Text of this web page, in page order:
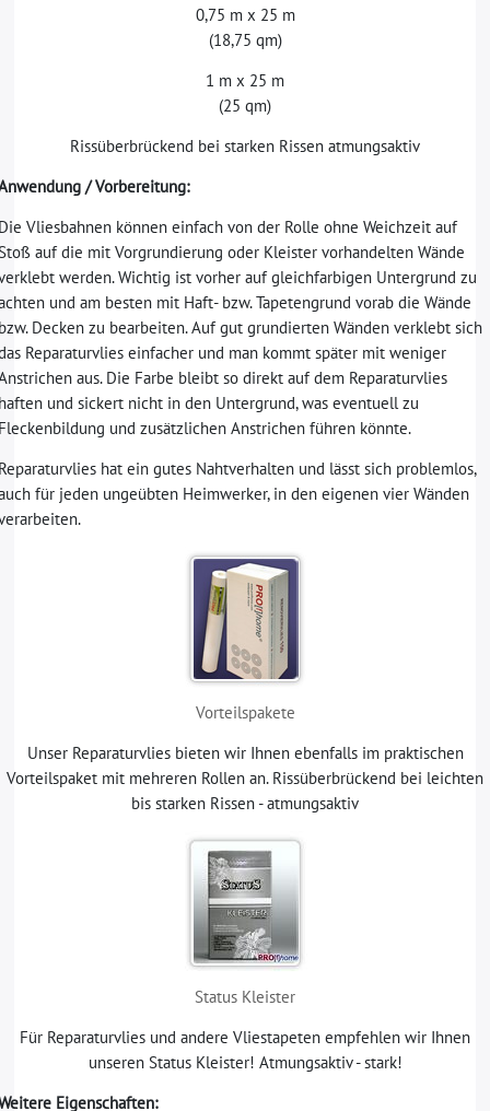
0,75 m x 25 m
(18,75 qm)
1 m x 25 m
(25 qm)
Rissüberbrückend bei starken Rissen atmungsaktiv
/ Vorbereitung:
Vliesbahnen können einfach von der Rolle ohne Weichzeit auf
auf die mit Vorgrundierung oder Kleister vorhandelten Wände
werden. Wichtig ist vorher auf gleichfarbigen Untergrund zu
und am besten mit Haft- bzw. Tapetengrund vorab die Wände
Decken zu bearbeiten. Auf gut grundierten Wänden verklebt sich
Reparaturvlies einfacher und man kommt später mit weniger
aus. Die Farbe bleibt so direkt auf dem Reparaturvlies
und sickert nicht in den Untergrund, was eventuell zu
und zusätzlichen Anstrichen führen könnte.
hat ein gutes Nahtverhalten und lässt sich problemlos,
für jeden ungeübten Heimwerker, in den eigenen vier Wänden
Vorteilspakete
Unser Reparaturvlies bieten wir Ihnen ebenfalls im praktischen
Vorteilspaket mit mehreren Rollen an. Rissüberbrückend bei leichten
bis starken Rissen - atmungsaktiv
Status Kleister
Für Reparaturvlies und andere Vliestapeten empfehlen wir Ihnen
unseren Status Kleister! Atmungsaktiv - stark!
Eigenschaften: